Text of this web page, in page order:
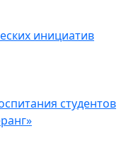
инициатив
студентов